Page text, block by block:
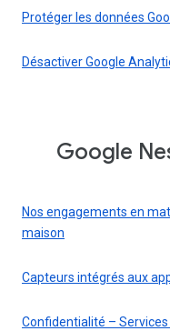
Protéger les données
Désactiver Google
Google
Nos engagements en
maison
Capteurs intégrés aux
Confidentialité –